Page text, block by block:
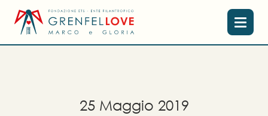
25 Maggio 201 9